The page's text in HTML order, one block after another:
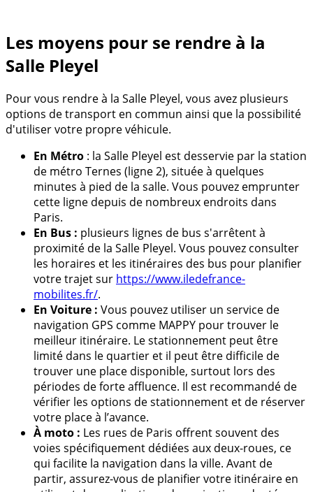
Les moyens pour se rendre à la
Salle Pleyel
Pour vous rendre à la Salle Pleyel, vous avez plusieurs
options de transport en commun ainsi que la possibilité
d'utiliser votre propre véhicule.
En Métro : la Salle Pleyel est desservie par la station
de métro Ternes (ligne 2), située à quelques
minutes à pied de la salle. Vous pouvez emprunter
cette ligne depuis de nombreux endroits dans
Paris.
En Bus : plusieurs lignes de bus s'arrêtent à
proximité de la Salle Pleyel. Vous pouvez consulter
les horaires et les itinéraires des bus pour planifier
votre trajet sur https://www.iledefrance-
mobilites.fr/.
En Voiture : Vous pouvez utiliser un service de
navigation GPS comme MAPPY pour trouver le
meilleur itinéraire. Le stationnement peut être
limité dans le quartier et il peut être difficile de
trouver une place disponible, surtout lors des
périodes de forte affluence. Il est recommandé de
vérifier les options de stationnement et de réserver
votre place à l’avance.
À moto : Les rues de Paris offrent souvent des
voies spécifiquement dédiées aux deux-roues, ce
qui facilite la navigation dans la ville. Avant de
partir, assurez-vous de planifier votre itinéraire en